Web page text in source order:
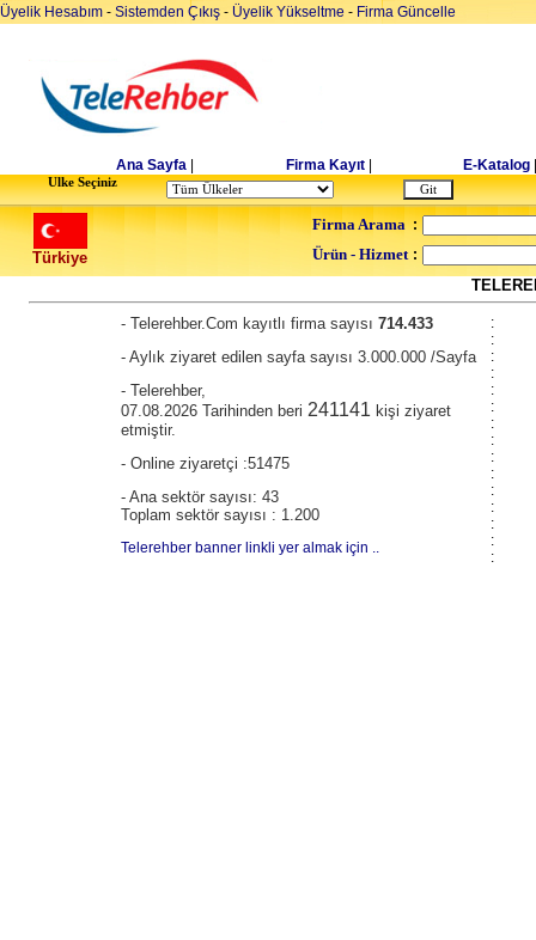
Üyelik Hesabım - Sistemden Çıkış - Üyelik Yükseltme - Firma Güncelle
Ana Sayfa Firma Kayıt E-Katalog
Ulke Seçiniz
Türkiye
Firma Arama :
Ürün - Hizmet :
- Telerehber.Com kayıtlı firma sayısı 714.433
- Aylık ziyaret edilen sayfa sayısı 3.000.000 /Sayfa
- Telerehber,
07.08.2026 Tarihinden beri 241141 kişi ziyaret
etmiştir.
- Online ziyaretçi :51475
- Ana sektör sayısı: 43
Toplam sektör sayısı : 1.200
Telerehber banner linkli yer almak için ..
:
:
:
:
:
:
:
:
:
:
:
:
:
:
: